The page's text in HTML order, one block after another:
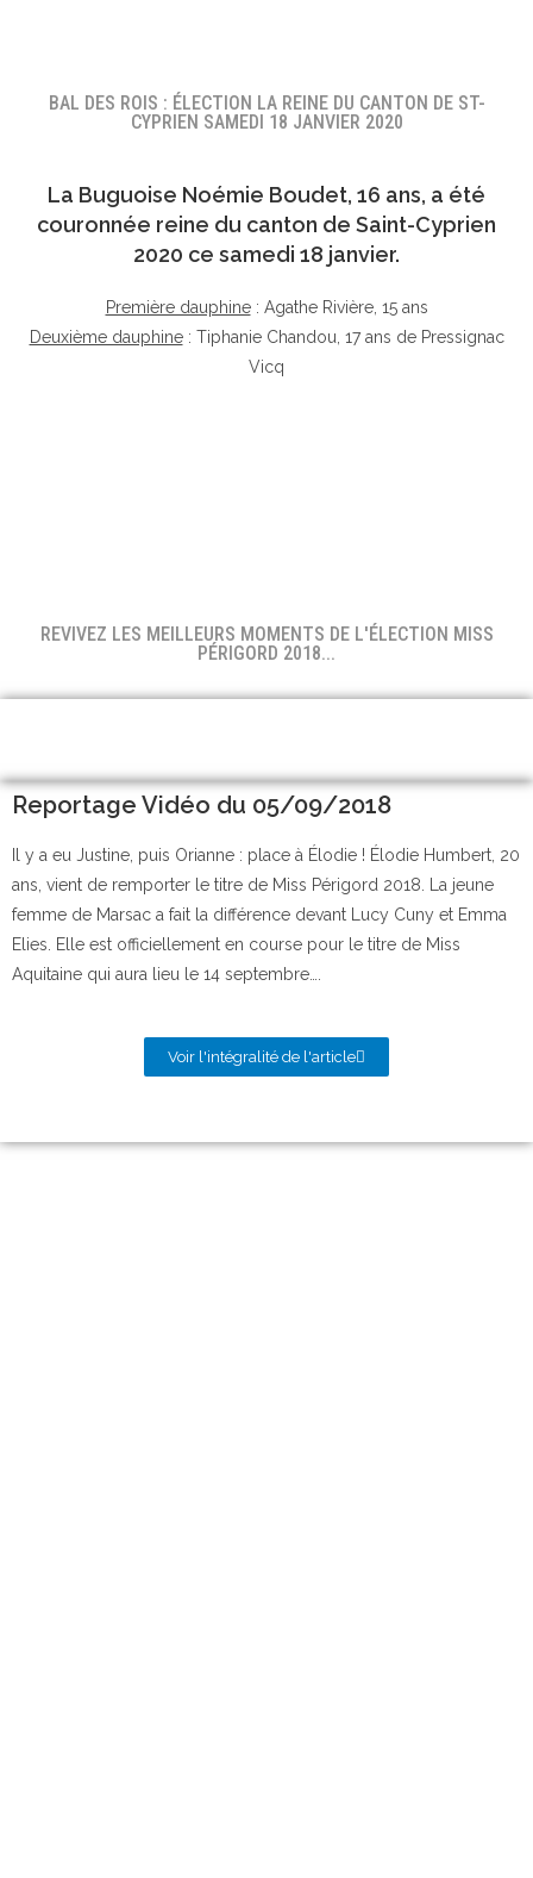
BAL DES ROIS : ÉLECTION LA REINE DU CANTON DE ST-
CYPRIEN SAMEDI 18 JANVIER 2020
La Buguoise Noémie Boudet, 16 ans, a été
couronnée reine du canton de Saint-Cyprien
2020 ce samedi 18 janvier.
Première dauphine: Agathe Rivière, 15 ans
Deuxième dauphine: Tiphanie Chandou, 17 ans de Pressignac
Vicq
REVIVEZ LES MEILLEURS MOMENTS DE L'ÉLECTION MISS
PÉRIGORD 2018...
Reportage Vidéo du 05/09/2018
Il y a eu Justine, puis Orianne : place à Élodie ! Élodie Humbert, 20
ans, vient de remporter le titre de Miss Périgord 2018. La jeune
femme de Marsac a fait la différence devant Lucy Cuny et Emma
Elies. Elle est officiellement en course pour le titre de Miss
Aquitaine qui aura lieu le 14 septembre….
Voir l'intégralité de l'article